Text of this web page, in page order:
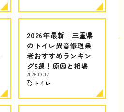
2026年最新｜三重県
のトイレ異音修理業
者おすすめランキン
グ5選！原因と相場
2026.07.17
トイレ